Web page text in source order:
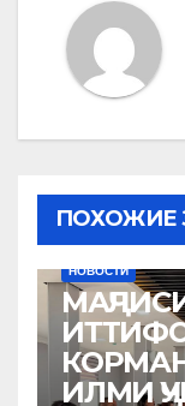
ПОХОЖИЕ
НОВОСТИ
ИЛМИ